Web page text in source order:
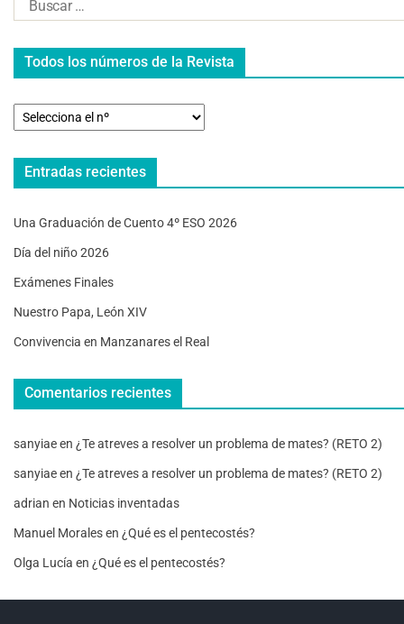
Todos los números de la Revista
Entradas recientes
Una Graduación de Cuento 4º ESO 2026
Día del niño 2026
Exámenes Finales
Nuestro Papa, León XIV
Convivencia en Manzanares el Real
Comentarios recientes
sanyiaeen ¿Te atreves a resolver un problema de mates? (RETO 2)
sanyiaeen ¿Te atreves a resolver un problema de mates? (RETO 2)
adrian en Noticias inventadas
Manuel Moralesen ¿Qué es el pentecostés?
Olga Lucía en ¿Qué es el pentecostés?